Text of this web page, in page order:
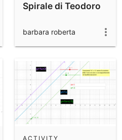
Spirale di Teodoro
barbara roberta
ACTIVITY